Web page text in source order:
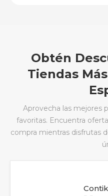
Obtén
Tiendas
Aprovecha las mejores
favoritas. Encuentra
compra mientras disfrutas